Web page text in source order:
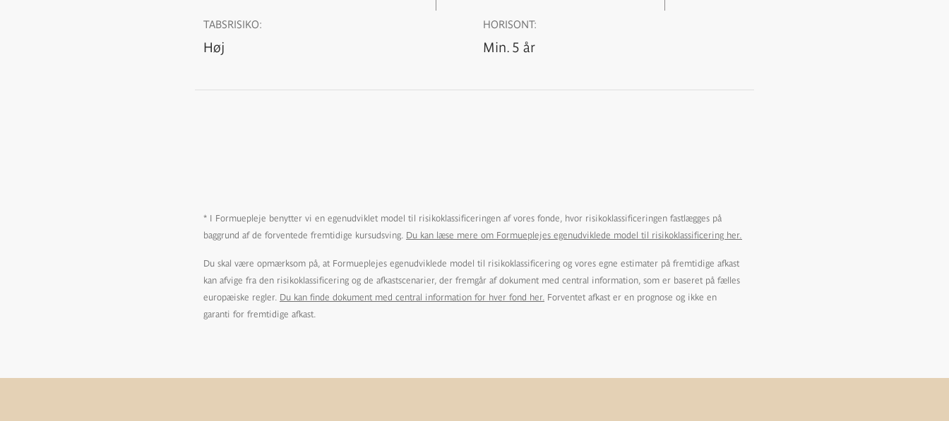
TABSRISIKO:
Høj
HORISONT:
Min. 5 år
* I Formuepleje benytter vi en egenudviklet model til risikoklassificeringen af vores fonde, hvor risikoklassificeringen fastlægges på
baggrund af de forventede fremtidige kursudsving. Du kan læse mere om Formueplejes egenudviklede model til risikoklassificering her.
Du skal være opmærksom på, at Formueplejes egenudviklede model til risikoklassificering og vores egne estimater på fremtidige afkast
kan afvige fra den risikoklassificering og de afkastscenarier, der fremgår af dokument med central information, som er baseret på fælles
europæiske regler. Du kan finde dokument med central information for hver fond her. Forventet afkast er en prognose og ikke en
garanti for fremtidige afkast.